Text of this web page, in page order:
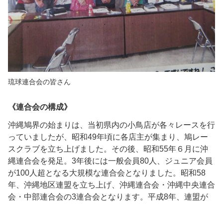
琉球連合会の皆さん
《連合会の構成》
沖縄鳩界の始まりは、当初県内の小鳥店が各々レースを行
っていましたが、昭和49年頃に各店主が集まり、鳩レー
スクラブを立ち上げました。その後、昭和55年６月に沖
縄連合会を発足。 3年後には一般会員80人、ジュニア会員
が100人超となる大規模な連合会となりました。昭和58
年、沖縄地区連盟を立ち上げ、沖縄連合会・沖縄中央連合
会・中部連合会の3連合会となります。平成8年、連盟が